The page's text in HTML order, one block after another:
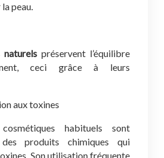
peau.
naturels préservent l’équilibre
ceci grâce à leurs
aux toxines
habituels sont
produits chimiques qui
Son utilisation fréquente